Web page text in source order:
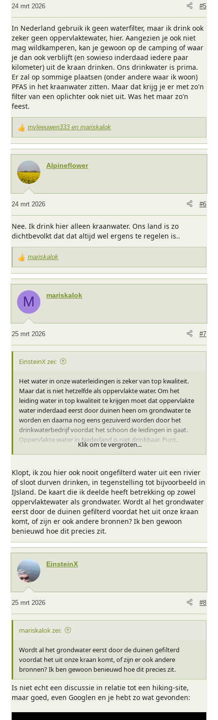
e
n
:
24 mrt 2026 #5
In Nederland gebruik ik geen waterfilter, maar ik drink ook
zeker geen oppervlaktewater, hier. Aangezien je ook niet
mag wildkamperen, kan je gewoon op de camping of waar
je dan ook verblijft (en sowieso inderdaad iedere paar
kilometer) uit de kraan drinken. Ons drinkwater is prima.
Er zal op sommige plaatsen (onder andere waar ik woon)
PFAS in het kraanwater zitten. Maar dat krijg je er met zo'n
filter van een oplichter ook niet uit. Was het maar zo'n
feest.
W
a
d
e
e
n
:
mvleeuwen333 en mariskalok
Alpineflower
24 mrt 2026 #6
Nee. Ik drink hier alleen kraanwater. Ons land is zo
dichtbevolkt dat dat altijd wel ergens te regelen is..
W
a
d
e
e
mariskalok
M mariskalok
25 mrt 2026 #7
EinsteinX zei:
Het water in onze waterleidingen is zeker van top kwaliteit.
Maar dat is niet hetzelfde als oppervlakte water. Om het
leiding water in top kwaliteit te krijgen moet dat oppervlakte
water inderdaad eerst door duinen heen om grondwater te
worden en daarna nog eens gezuiverd worden door het
drinkwaterbedrijf voordat het schoon de leidingen in gaat.
Oppervlakte water in Nederland is niet drinkbaar. Punt.
Verder ligt er in Nederland na iedere kilometer wandelen wel
aanvullen.
Klik om te vergroten...
Klopt, ik zou hier ook nooit ongefilterd water uit een rivier
of sloot durven drinken, in tegenstelling tot bijvoorbeeld in
IJsland. De kaart die ik deelde heeft betrekking op zowel
oppervlaktewater als grondwater. Wordt al het grondwater
eerst door de duinen gefilterd voordat het uit onze kraan
komt, of zijn er ook andere bronnen? Ik ben gewoon
benieuwd hoe dit precies zit.
EinsteinX
25 mrt 2026 #8
mariskalok zei:
Wordt al het grondwater eerst door de duinen gefilterd
voordat het uit onze kraan komt, of zijn er ook andere
bronnen? Ik ben gewoon benieuwd hoe dit precies zit.
Is niet echt een discussie in relatie tot een hiking-site,
maar goed, even Googlen en je hebt zo wat gevonden: